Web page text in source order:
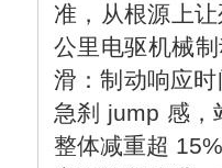
准，从根源上
公里电驱机械
滑：制动响应
急刹 jump 感，
整体减重超